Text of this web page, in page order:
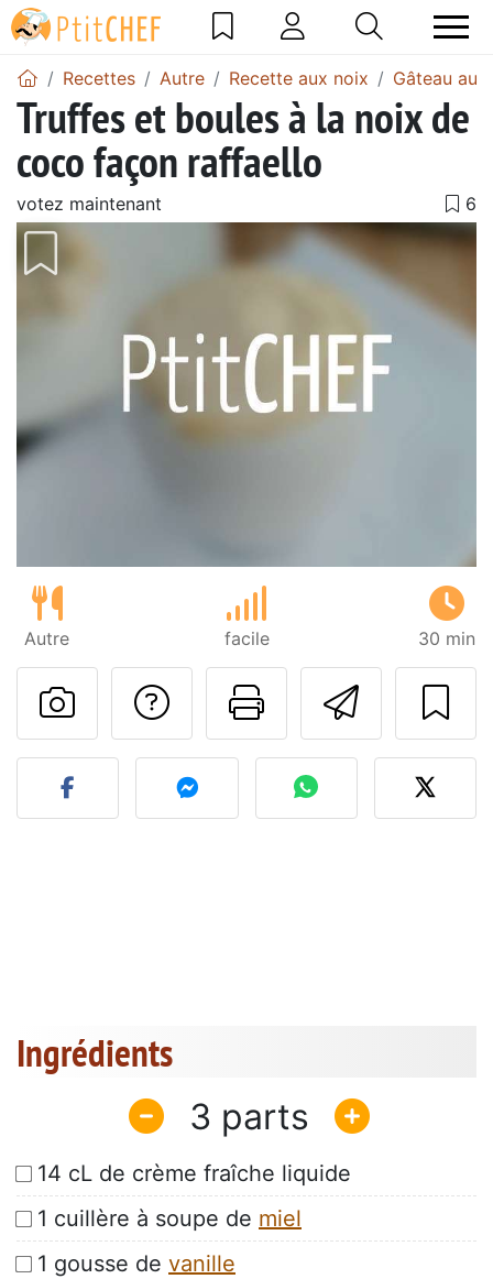
Recettes Autre Recette aux noix Gâteau
Truffes et boules à la noix de
coco façon raffaello
votez maintenant
Autre facile 30 min
Imprimer
Poser une
Publier votre photo de
Ingrédients
3
14 cL de crème fraîche liquide
1 cuillère à soupe de miel
1 gousse de vanille